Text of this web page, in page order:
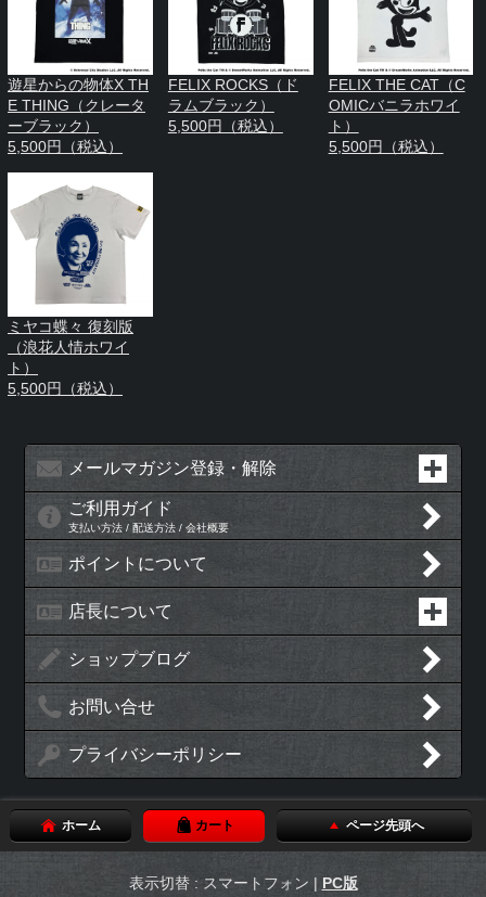
遊星からの物体X TH
E THING（クレータ
ーブラック）
5,500円（税込）
FELIX ROCKS（ド
ラムブラック）
5,500円（税込）
FELIX THE CAT（C
OMICバニラホワイ
ト）
5,500円（税込）
ミヤコ蝶々 復刻版
（浪花人情ホワイ
ト）
5,500円（税込）
メールマガジン登録・解除
ご利用ガイド
支払い方法 / 配送方法 / 会社概要
ポイントについて
店長について
ショップブログ
お問い合せ
プライバシーポリシー
ホーム カート ページ先頭へ
表示切替 : スマートフォン | PC版